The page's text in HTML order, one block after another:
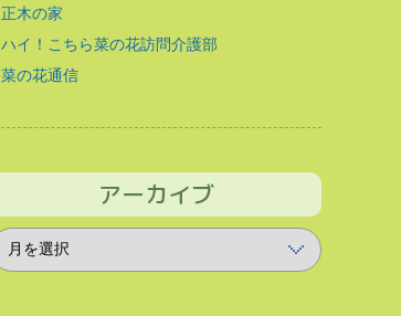
正木の家
ハイ！こちら菜の花訪問介護部
菜の花通信
アーカイブ